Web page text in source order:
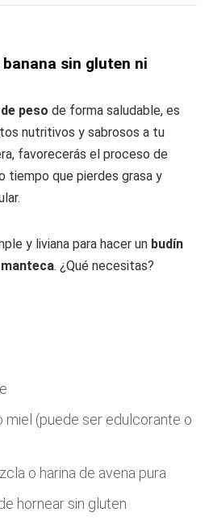
sin gluten ni
peso de forma saludable, es
nutritivos y sabrosos a tu
favorecerás el proceso de
tiempo que pierdes grasa y
y liviana para hacer un budín
. ¿Qué necesitas?
miel (puede ser edulcorante o
o harina de avena pura
hornear sin gluten